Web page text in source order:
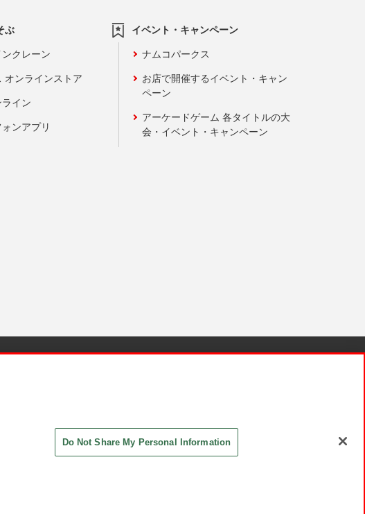
ぶ
クレーン
オンラインストア
イン
ンアプリ
イベント・キャンペーン
ナムコパークス
お店で開催するイベント・キャン
ペーン
アーケードゲーム 各タイトルの大
会・イベント・キャンペーン
Do Not Share My Personal Information